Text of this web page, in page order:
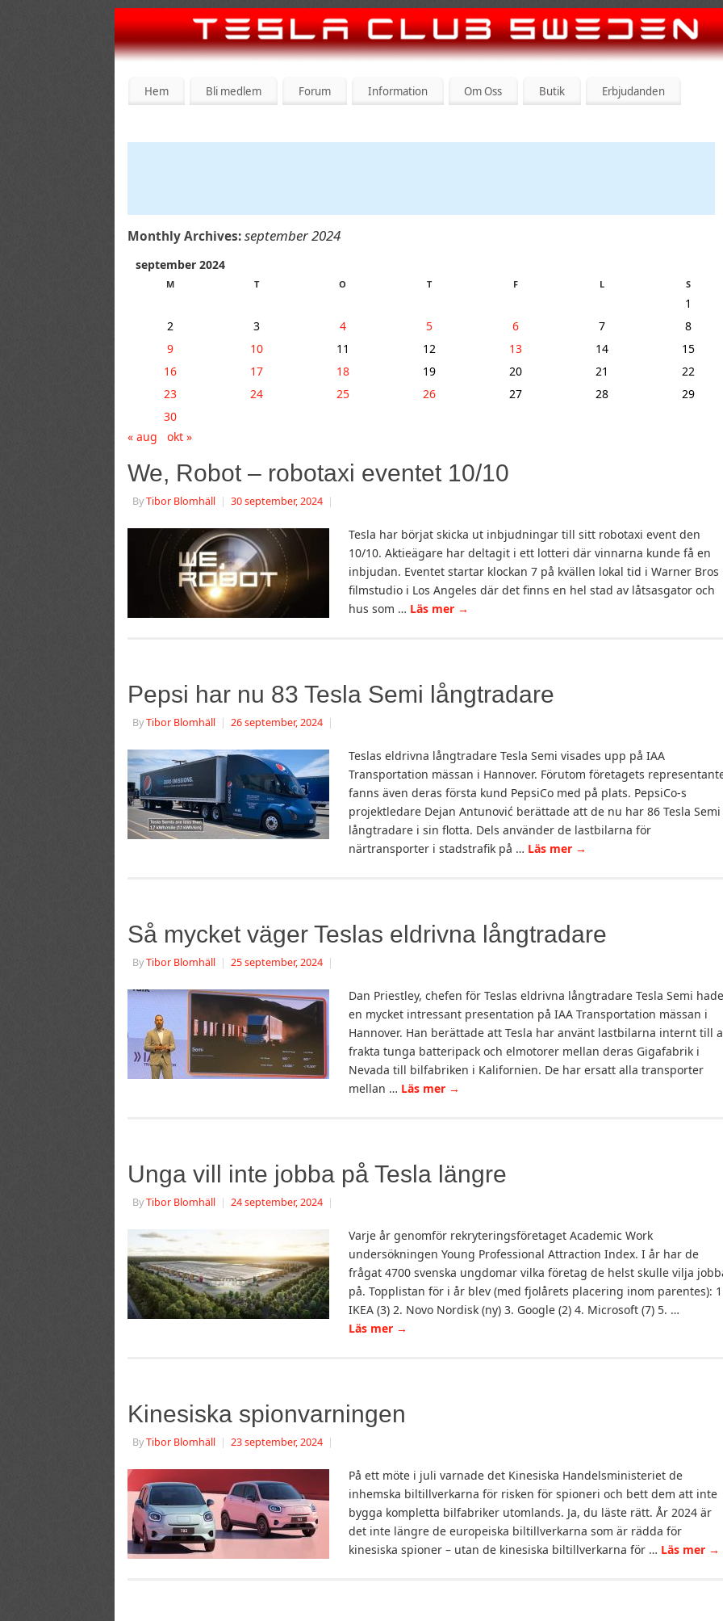
Hem Bli medlem Forum Information Om Oss Butik Erbjudanden
Monthly Archives:september 2024
september 2024
M T O T F L S
1
2
3 4 5 6 7
8
9
10 11 12 13 14
15
16
17 18 19 20 21
22
23
24 25 26 27 28
29
30
« aug
okt »
We, Robot – robotaxi eventet 10/10
ByTibor Blomhäll | 30 september, 2024 |
Tesla har börjat skicka ut inbjudningar till sitt robotaxi event den
10/10. Aktieägare har deltagit i ett lotteri där vinnarna kunde få en
inbjudan. Eventet startar klockan 7 på kvällen lokal tid i Warner Bros
filmstudio i Los Angeles där det finns en hel stad av låtsasgator och
hus som … Läs mer →
Pepsi har nu 83 Tesla Semi långtradare
ByTibor Blomhäll | 26 september, 2024 |
Teslas eldrivna långtradare Tesla Semi visades upp på IAA
Transportation mässan i Hannover. Förutom företagets
fanns även deras första kund PepsiCo med på plats. PepsiCo-s
projektledare Dejan Antunović berättade att de nu har 86 Tesla Semi
långtradare i sin flotta. Dels använder de lastbilarna för
närtransporter i stadstrafik på … Läs mer →
Så mycket väger Teslas eldrivna långtradare
ByTibor Blomhäll | 25 september, 2024 |
Dan Priestley, chefen för Teslas eldrivna långtradare Tesla Semi hade
en mycket intressant presentation på IAA Transportation mässan i
Hannover. Han berättade att Tesla har använt lastbilarna internt till
frakta tunga batteripack och elmotorer mellan deras Gigafabrik i
Nevada till bilfabriken i Kalifornien. De har ersatt alla transporter
mellan … Läs mer →
Unga vill inte jobba på Tesla längre
ByTibor Blomhäll | 24 september, 2024 |
Varje år genomför rekryteringsföretaget Academic Work
undersökningen Young Professional Attraction Index. I år har de
frågat 4700 svenska ungdomar vilka företag de helst skulle vilja
på. Topplistan för i år blev (med fjolårets placering inom parentes):
IKEA (3) 2. Novo Nordisk (ny) 3. Google (2) 4. Microsoft (7) 5. …
Läs mer →
Kinesiska spionvarningen
ByTibor Blomhäll | 23 september, 2024 |
På ett möte i juli varnade det Kinesiska Handelsministeriet de
inhemska biltillverkarna för risken för spioneri och bett dem att inte
bygga kompletta bilfabriker utomlands. Ja, du läste rätt. År 2024 är
det inte längre de europeiska biltillverkarna som är rädda för
kinesiska spioner – utan de kinesiska biltillverkarna för … Läs mer →